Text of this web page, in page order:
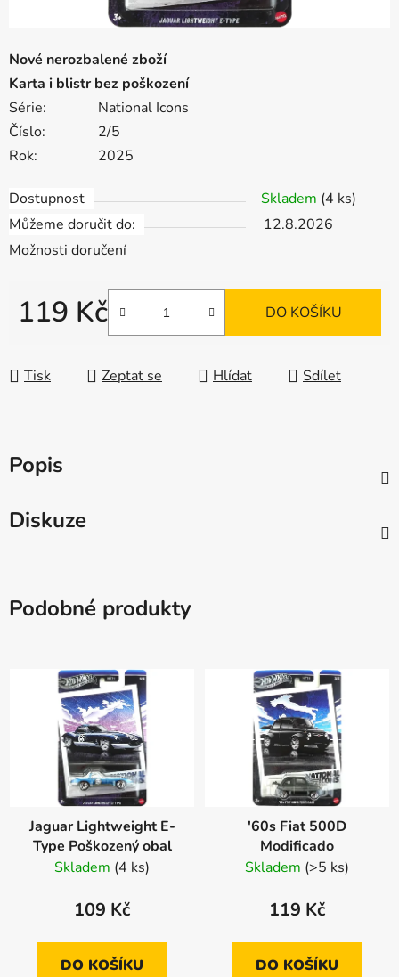
Nové nerozbalené zboží
Karta i blistr bez poškození
Série:
National Icons
Číslo:
2/5
Rok:
2025
Dostupnost Skladem (4 ks)
Můžeme doručit do:
12.8.2026
Možnosti doručení
119 Kč DO KOŠÍKU
Tisk Zeptat se Hlídat Sdílet
Popis
Diskuze
Podobné produkty
Jaguar Lightweight E-
Type Poškozený obal
Skladem (4 ks)
109 Kč
DO KOŠÍKU
'60s Fiat 500D
Modificado
Skladem (>5 ks)
119 Kč
DO KOŠÍKU